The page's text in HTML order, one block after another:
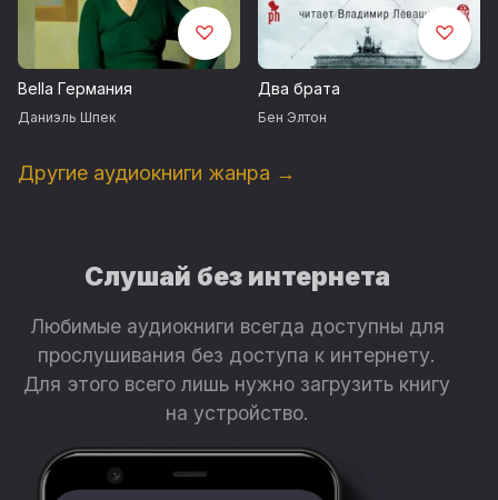
объединить усилия, дабы одна обрела себя и покаяние, а
другая переборола страх перед давним врагом. Кейт
Куинн затрагивает струны всех человеческих чувств, в ее
романе две сюжетные линии через десятилетия
соединяются во взрывном финале». Марси Джефферсон
Внимание! Фонограмма содержит нецензурную брань
© Александр Сафронов, перевод, 2019
издание, 2019
Запись произведена студией звукозаписи ВИМБО
©&℗ Аудио Издательство ВИМБО, 2019
Продюсеры: Вадим Бух, Михаил Литваков
Bella Германия
Даниэль Шпек
Два брата
Бен Элтон
Другие аудиокниги жанра →
Слушай без интернета
Любимые аудиокниги всегда доступны для
прослушивания без доступа к интернету.
Для этого всего лишь нужно загрузить книгу
на устройство.